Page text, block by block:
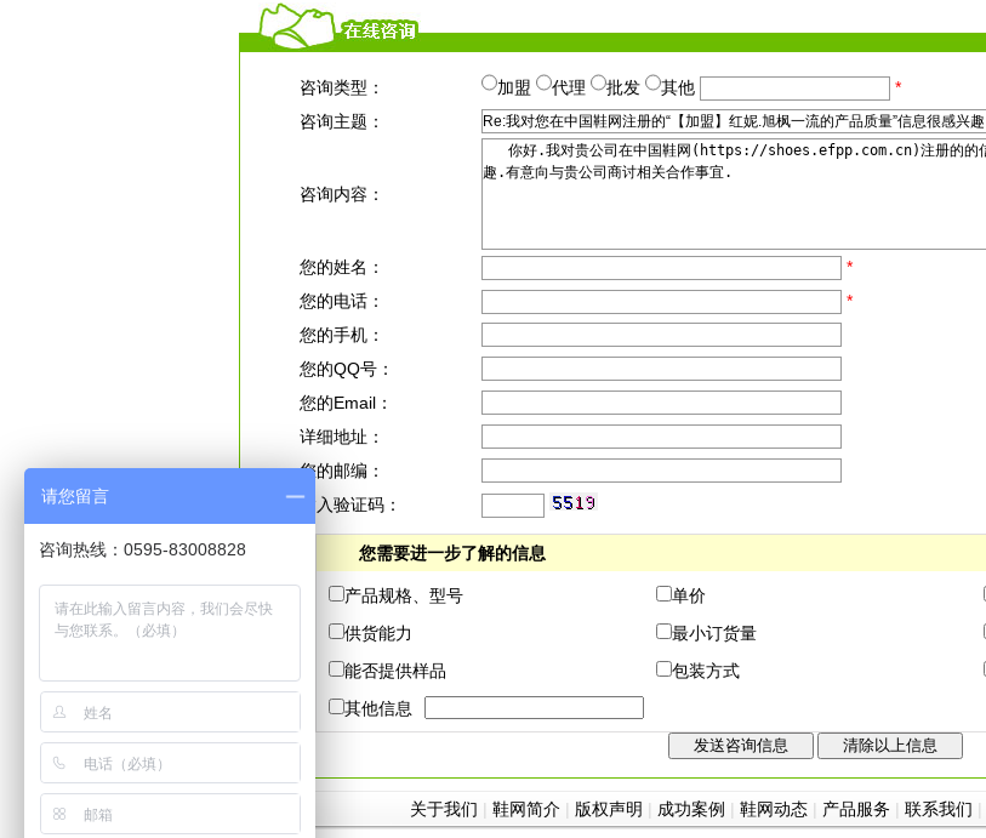
咨询类型： 加盟 代理 批发 其他
*
咨询主题：
咨询内容：
您的姓名：
*
您的电话：
*
您的手机：
您的QQ号：
您的Email：
详细地址：
您的邮编：
输入验证码：
您需要进一步了解的信息
产品规格、型号 单价
供货能力
最小订货量
能否提供样品
包装方式
其他信息
关于我们 | 鞋网简介 | 版权声明 | 成功案例 | 鞋网动态 | 产品服务 | 联系我们 |
请您留言
咨询热线：0595-83008828